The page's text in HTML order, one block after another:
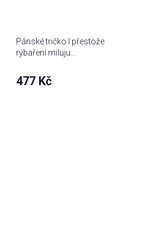
Pánské tričko I přestože
rybaření miluju...
477 Kč